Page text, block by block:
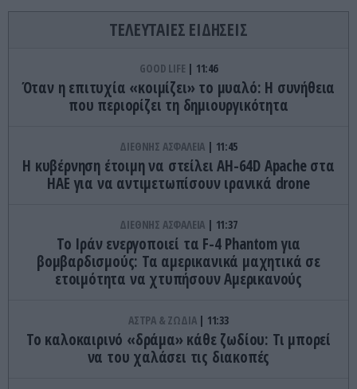
ΤΕΛΕΥΤΑΙΕΣ ΕΙΔΗΣΕΙΣ
GOOD LIFE 11:46
Όταν η επιτυχία «κοιμίζει» το μυαλό: Η συνήθεια
που περιορίζει τη δημιουργικότητα
ΔΙΕΘΝΗΣ ΑΣΦΑΛΕΙΑ 11:45
Η κυβέρνηση έτοιμη να στείλει AH-64D Apache στα
ΗΑΕ για να αντιμετωπίσουν ιρανικά drone
ΔΙΕΘΝΗΣ ΑΣΦΑΛΕΙΑ 11:37
Το Ιράν ενεργοποιεί τα F-4 Phantom για
βομβαρδισμούς: Τα αμερικανικά μαχητικά σε
ετοιμότητα να χτυπήσουν Αμερικανούς
ΑΣΤΡΑ & ΖΩΔΙΑ 11:33
Το καλοκαιρινό «δράμα» κάθε ζωδίου: Τι μπορεί
να του χαλάσει τις διακοπές